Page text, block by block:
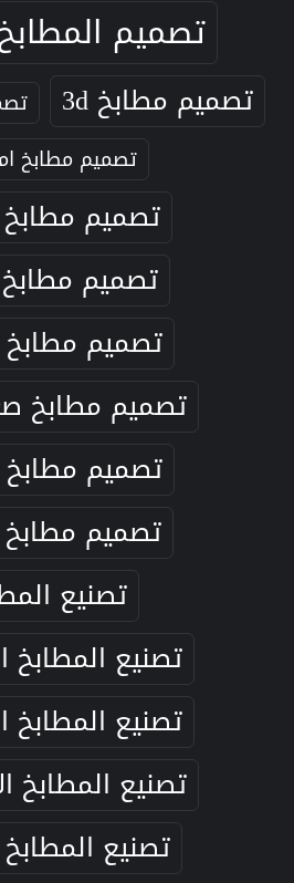
تصميم المطابخ
تصميم مطابخ 3d
تصميم مطابخ
تصميم
تصميم
تصميم
تصميم مطابخ
تصميم
تصميم
تصنيع
تصنيع المطابخ
تصنيع المطابخ
تصنيع المطابخ
تصنيع